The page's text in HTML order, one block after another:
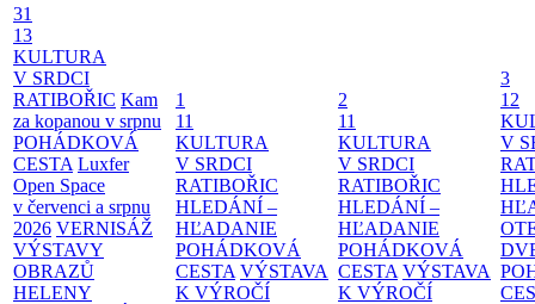
31
13
KULTURA
V SRDCI
RATIBOŘIC Kam
za kopanou v srpnu
POHÁDKOVÁ
CESTA Luxfer
Open Space
v červenci a srpnu
2026 VERNISÁŽ
VÝSTAVY
OBRAZŮ
HELENY
1
11
KULTURA
V SRDCI
RATIBOŘIC
HLEDÁNÍ –
HĽADANIE
POHÁDKOVÁ
CESTA VÝSTAVA
K VÝROČÍ
2
11
KULTURA
V SRDCI
RATIBOŘIC
HLEDÁNÍ –
HĽADANIE
POHÁDKOVÁ
CESTA VÝSTAVA
K VÝROČÍ
3
12
V